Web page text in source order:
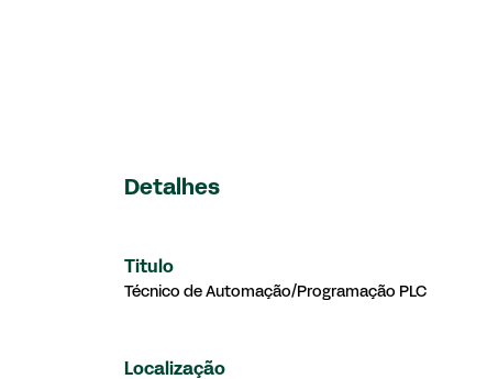
Detalhes
Titulo
Técnico de Automação/Programação PLC
Localização